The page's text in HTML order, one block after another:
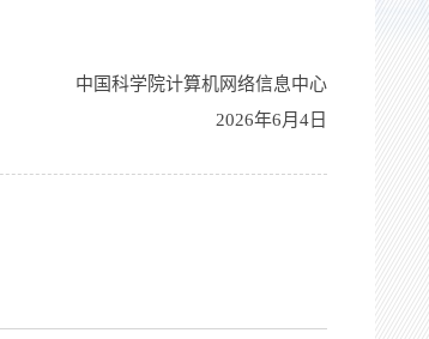
中国科学院计算机网络信息中心
2026年6月 4日